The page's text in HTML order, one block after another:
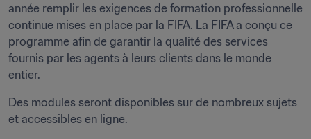
année remplir les exigences de formation professionnelle
continue mises en place par la FIFA. La FIFA a conçu ce
programme afin de garantir la qualité des services
fournis par les agents à leurs clients dans le monde
entier.
Des modules seront disponibles sur de nombreux sujets
et accessibles en ligne.